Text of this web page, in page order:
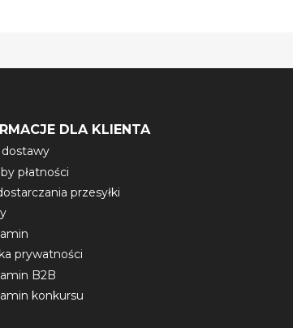
DLA KLIENTA
płatności
przesyłki
prywatności
B2B
konkursu